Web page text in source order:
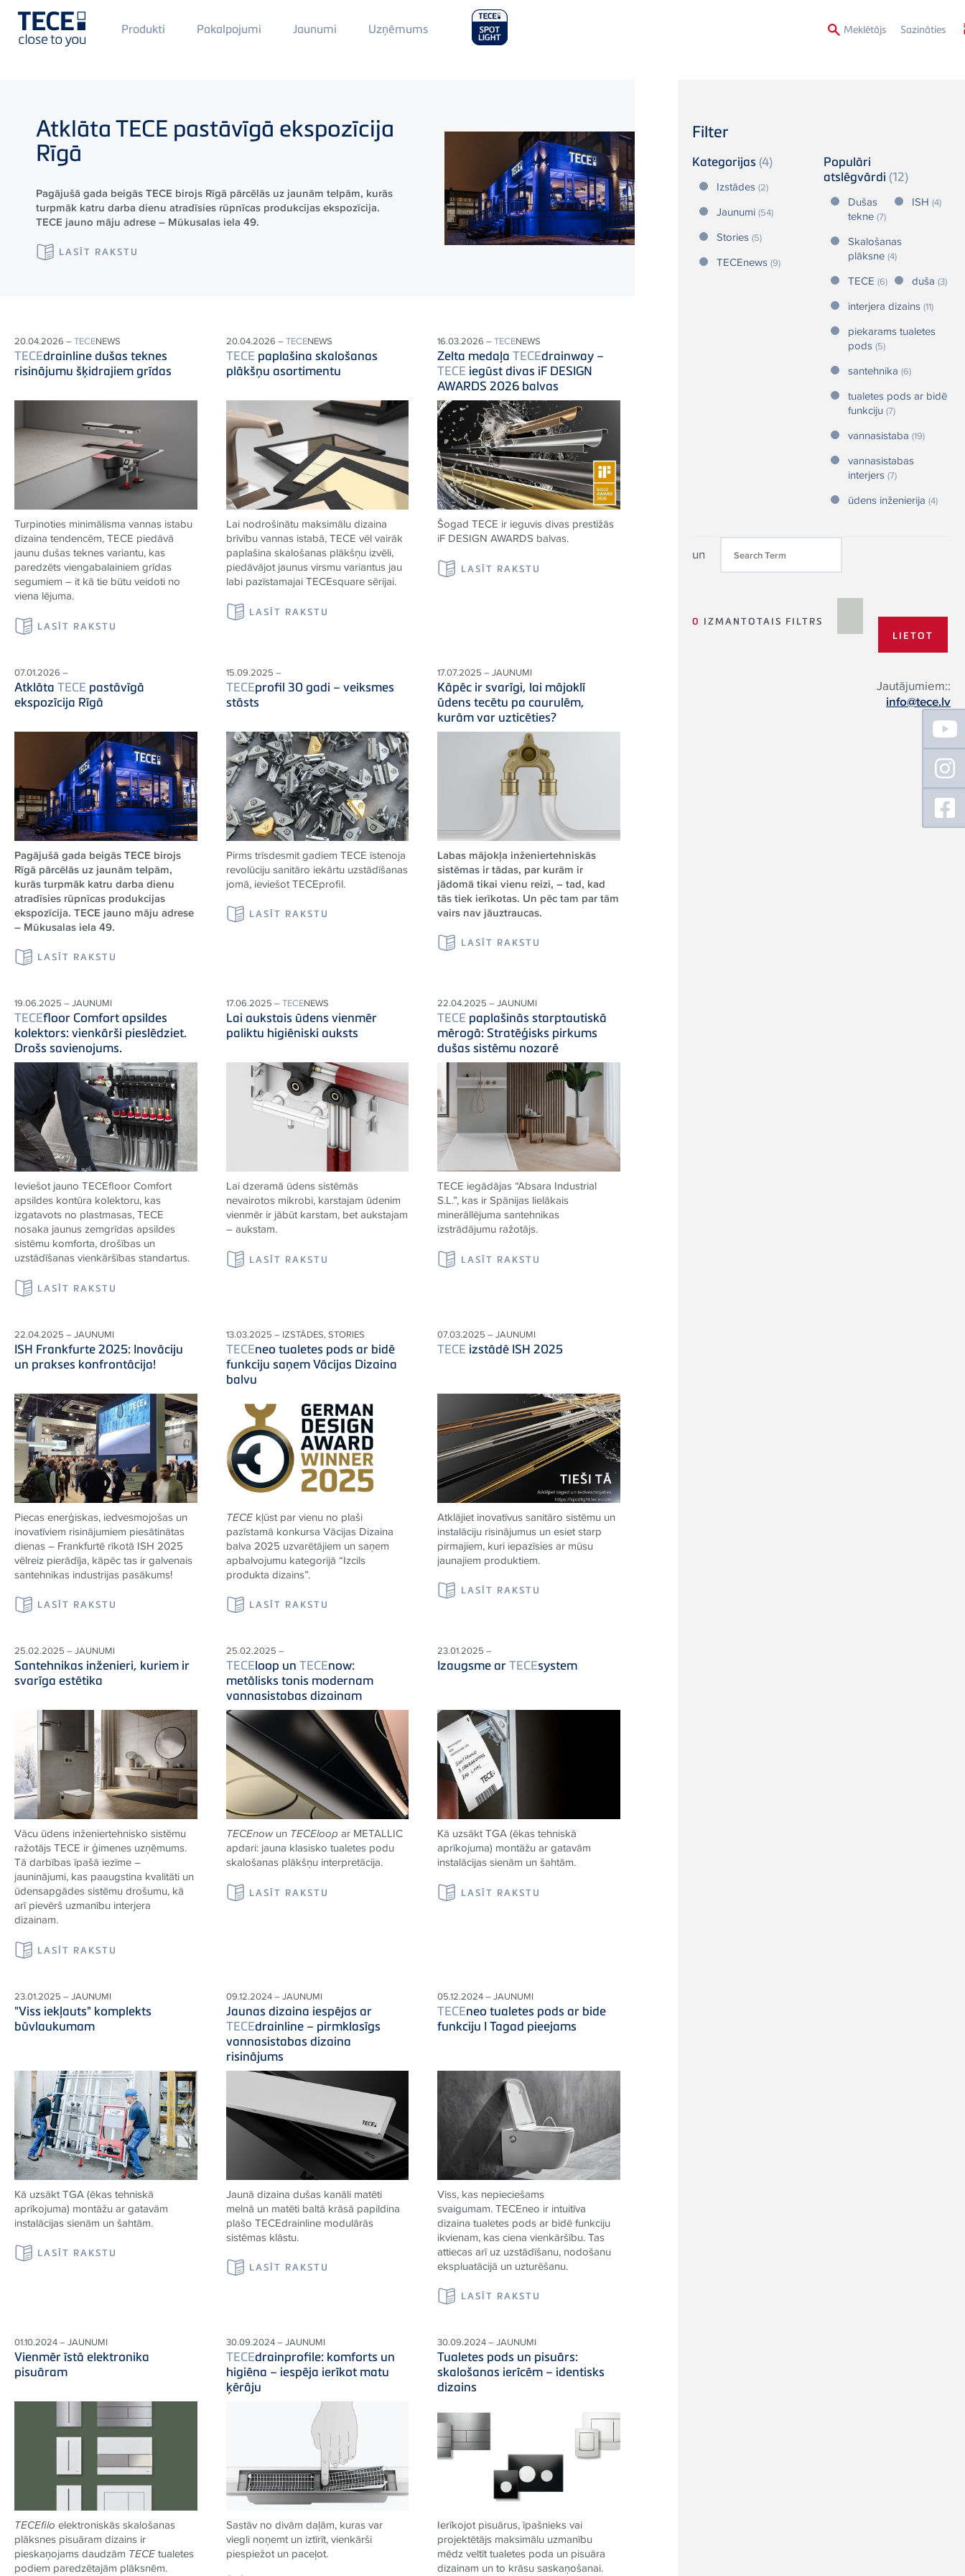
Main
Menü
Produkti Pakalpojumi Jaunumi Main
Menu
Uzņēmums Meklētājs Sazināties
Filter
Kategorijas (4)
Izstādes (2)
Jaunumi (54)
Stories (5)
TECEnews (9)
Populāri
atslēgvārdi (12)
Dušas
tekne (7)
ISH (4)
Skalošanas
plāksne (4)
TECE (6) duša (3)
interjera dizains (11)
piekarams tualetes
pods (5)
santehnika (6)
tualetes pods ar bidē
funkciju (7)
vannasistaba (19)
vannasistabas
interjers (7)
ūdens inženierija (4)
un
0 IZMANTOTAIS FILTRS
Jautājumiem::
info@tece.lv
AtklātaTECE pastāvīgā ekspozīcija
Rīgā
Pagājušā gada beigās TECE birojs Rīgā pārcēlās uz jaunām telpām, kurās
turpmāk katru darba dienu atradīsies rūpnīcas produkcijas ekspozīcija.
TECE jauno māju adrese – Mūkusalas iela 49.
LASĪT RAKSTU
20.04.2026 –TECENEWS
TECEdrainline dušas teknes
risinājumu šķidrajiem grīdas
Turpinoties minimālisma vannas istabu
dizaina tendencēm,TECE piedāvā
jaunu dušas teknes variantu, kas
paredzēts viengabalainiem grīdas
segumiem – it kā tie būtu veidoti no
viena lējuma.
LASĪT RAKSTU
20.04.2026 –TECENEWS
TECE paplašina skalošanas
plākšņu asortimentu
Lai nodrošinātu maksimālu dizaina
brīvību vannas istabā,TECE vēl vairāk
paplašina skalošanas plākšņu izvēli,
piedāvājot jaunus virsmu variantus jau
labi pazīstamajaiTECEsquare sērijai.
LASĪT RAKSTU
16.03.2026 –TECENEWS
Zelta medaļaTECEdrainway –
TECE iegūst divas iF DESIGN
AWARDS 2026 balvas
Šogad TECE ir ieguvis divas prestižās
iF DESIGN AWARDS balvas.
LASĪT RAKSTU
07.01.2026 –
Atklāta TECE pastāvīgā
ekspozīcija Rīgā
Pagājušā gada beigās TECE birojs
Rīgā pārcēlās uz jaunām telpām,
kurās turpmāk katru darba dienu
atradīsies rūpnīcas produkcijas
ekspozīcija. TECE jauno māju adrese
– Mūkusalas iela 49.
LASĪT RAKSTU
15.09.2025 –
TECEprofil 30 gadi – veiksmes
stāsts
Pirms trīsdesmit gadiem TECEīstenoja
revolūciju sanitāro iekārtu uzstādīšanas
jomā, ieviešotTECEprofil.
LASĪT RAKSTU
17.07.2025 – JAUNUMI
Kāpēc ir svarīgi, lai mājoklī
ūdens tecētu pa caurulēm,
kurām var uzticēties?
Labas mājokļa inženiertehniskās
sistēmas ir tādas, par kurām ir
jādomā tikai vienu reizi, – tad, kad
tās tiek ierīkotas. Un pēc tam par tām
vairs nav jāuztraucas.
LASĪT RAKSTU
19.06.2025 – JAUNUMI
TECEfloor Comfort apsildes
kolektors: vienkārši pieslēdziet.
Drošs savienojums.
Ieviešot jauno TECEfloor Comfort
apsildes kontūra kolektoru, kas
izgatavots no plastmasas,TECE
nosaka jaunus zemgrīdas apsildes
sistēmu komforta, drošības un
uzstādīšanas vienkāršības standartus.
LASĪT RAKSTU
17.06.2025 –TECENEWS
Lai aukstais ūdens vienmēr
paliktu higiēniski auksts
Lai dzeramā ūdens sistēmās
nevairotos mikrobi, karstajam ūdenim
vienmēr ir jābūt karstam, bet aukstajam
– aukstam.
LASĪT RAKSTU
22.04.2025 – JAUNUMI
TECE paplašinās starptautiskā
mērogā: Stratēģisks pirkums
dušas sistēmu nozarē
TECE iegādājas “Absara Industrial
S.L.”, kas ir Spānijas lielākais
minerāllējuma santehnikas
izstrādājumu ražotājs.
LASĪT RAKSTU
22.04.2025 – JAUNUMI
ISH Frankfurte 2025: Inovāciju
un prakses konfrontācija!
Piecas enerģiskas, iedvesmojošas un
inovatīviem risinājumiem piesātinātas
dienas – Frankfurtē rīkotā ISH 2025
vēlreiz pierādīja, kāpēc tas ir galvenais
santehnikas industrijas pasākums!
LASĪT RAKSTU
13.03.2025 – IZSTĀDES, STORIES
TECEneo tualetes pods ar bidē
funkciju saņem Vācijas Dizaina
balvu
TECEkļūst par vienu no plaši
pazīstamā konkursa Vācijas Dizaina
balva 2025 uzvarētājiem un saņem
apbalvojumu kategorijā “Izcils
produkta dizains”.
LASĪT RAKSTU
07.03.2025 – JAUNUMI
TECE izstādē ISH 2025
Atklājiet inovatīvus sanitāro sistēmu un
instalāciju risinājumus un esiet starp
pirmajiem, kuri iepazīsies ar mūsu
jaunajiem produktiem.
LASĪT RAKSTU
25.02.2025 – JAUNUMI
Santehnikas inženieri, kuriem ir
svarīga estētika
Vācu ūdens inženiertehnisko sistēmu
ražotājsTECE ir ģimenes uzņēmums.
Tā darbības īpašā iezīme –
jauninājumi, kas paaugstina kvalitāti un
ūdensapgādes sistēmu drošumu, kā
arī pievērš uzmanību interjera
dizainam.
LASĪT RAKSTU
25.02.2025 –
TECEloop un TECEnow:
metālisks tonis modernam
vannasistabas dizainam
TECEnowun TECEloop ar METALLIC
apdari: jauna klasisko tualetes podu
skalošanas plākšņu interpretācija.
LASĪT RAKSTU
23.01.2025 –
Izaugsme arTECEsystem
Kā uzsākt TGA (ēkas tehniskā
aprīkojuma) montāžu ar gatavām
instalācijas sienām un šahtām.
LASĪT RAKSTU
23.01.2025 – JAUNUMI
"Viss iekļauts" komplekts
būvlaukumam
Kā uzsākt TGA (ēkas tehniskā
aprīkojuma) montāžu ar gatavām
instalācijas sienām un šahtām.
LASĪT RAKSTU
09.12.2024 – JAUNUMI
Jaunas dizaina iespējas ar
TECEdrainline – pirmklasīgs
vannasistabas dizaina
risinājums
Jaunā dizaina dušas kanāli matēti
melnā un matēti baltā krāsā papildina
plašo TECEdrainline modulārās
sistēmas klāstu.
LASĪT RAKSTU
05.12.2024 – JAUNUMI
TECEneo tualetes pods ar bide
funkciju I Tagad pieejams
Viss, kas nepieciešams
svaigumam.TECEneo ir intuitīva
dizaina tualetes pods ar bidē funkciju
ikvienam, kas ciena vienkāršību. Tas
attiecas arī uz uzstādīšanu, nodošanu
ekspluatācijā un uzturēšanu.
LASĪT RAKSTU
01.10.2024 – JAUNUMI
Vienmēr īstā elektronika
pisuāram
TECEfilo elektroniskās skalošanas
plāksnes pisuāram dizains ir
pieskaņojams daudzām TECEtualetes
podiem paredzētajām plāksnēm.
30.09.2024 – JAUNUMI
TECEdrainprofile: komforts un
higiēna – iespēja ierīkot matu
ķērāju
Sastāv no divām daļām, kuras var
viegli noņemt un iztīrīt, vienkārši
piespiežot un paceļot.
30.09.2024 – JAUNUMI
Tualetes pods un pisuārs:
skalošanas ierīcēm – identisks
dizains
Ierīkojot pisuārus, īpašnieks vai
projektētājs maksimālu uzmanību
mēdz veltīt tualetes poda un pisuāra
dizainam un to krāsu saskaņošanai.
Floating